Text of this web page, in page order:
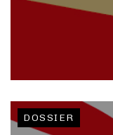
DOSSIER